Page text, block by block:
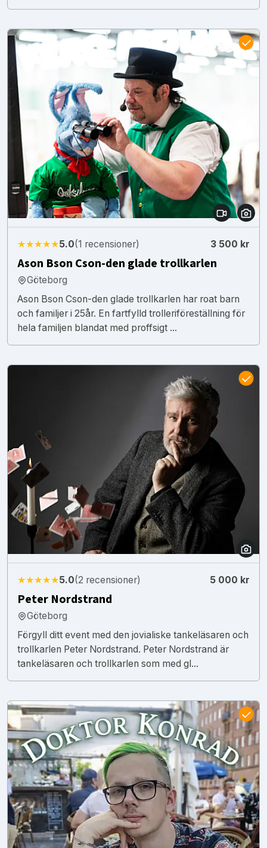
★★★★★5.0(1 recensioner) 3 500 kr
Ason Bson Cson-den glade trollkarlen
Göteborg
Ason Bson Cson-den glade trollkarlen har roat barn
och familjer i 25år. En fartfylld trolleriföreställning för
hela familjen blandat med proffsigt ...
★★★★★5.0(2 recensioner) 5 000 kr
Peter Nordstrand
Göteborg
Förgyll ditt event med den jovialiske tankeläsaren och
trollkarlen Peter Nordstrand. Peter Nordstrand är
tankeläsaren och trollkarlen som med gl...